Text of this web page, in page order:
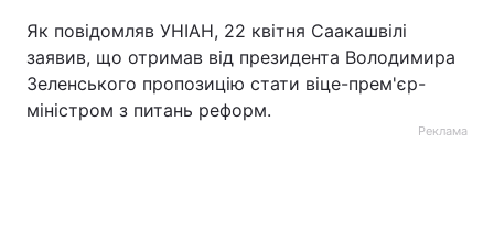
Як повідомляв УНІАН, 22 квітня Саакашвілі
заявив, що отримав від президента Володимира
Зеленського пропозицію стати віце-прем'єр-
міністром з питань реформ.
Реклама